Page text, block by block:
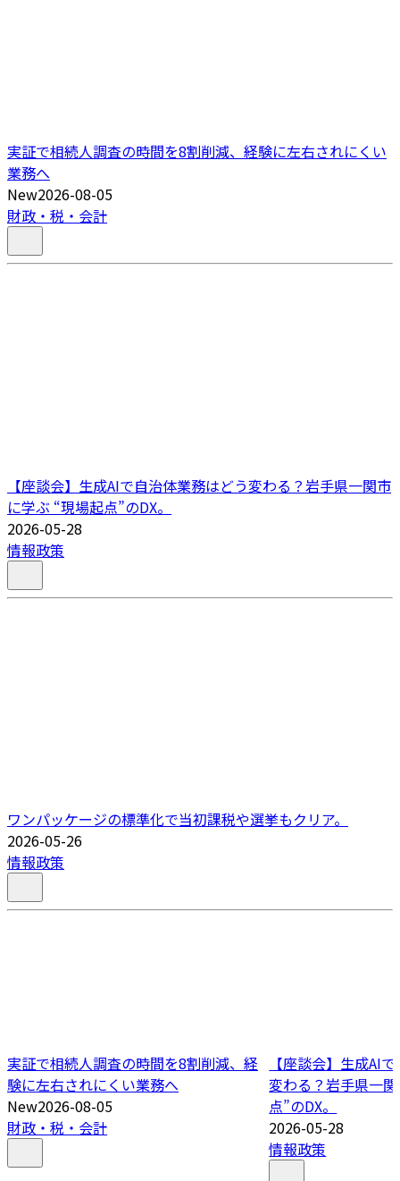
実証で相続人調査の時間を8割削減、経験に左右されにくい
業務へ
New2026-08-05
財政・税・会計
【座談会】生成AIで自治体業務はどう変わる？岩手県一関市
に学ぶ “現場起点”のDX。
2026-05-28
情報政策
ワンパッケージの標準化で当初課税や選挙もクリア。
2026-05-26
情報政策
実証で相続人調査の時間を8割削減、経
験に左右されにくい業務へ
New2026-08-05
財政・税・会計
【座談会】生成AI
変わる？岩手県一
点”のDX。
2026-05-28
情報政策